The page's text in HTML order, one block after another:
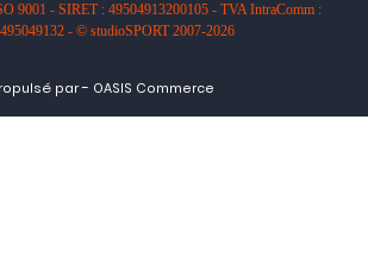
9001 - SIRET : 49504913200105 - TVA IntraComm :
- © studioSPORT 2007-2026
par- OASIS Commerce